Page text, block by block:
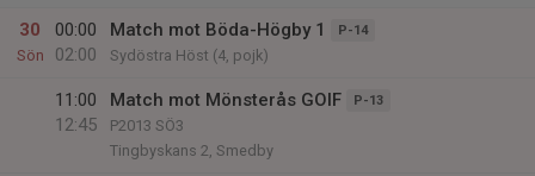
30
Sön
00:00
02:00
Match mot Böda-Högby 1 P-14
Sydöstra Höst (4, pojk)
11:00
12:45
Match mot Mönsterås GOIF P-13
P2013 SÖ3
Tingbyskans 2, Smedby